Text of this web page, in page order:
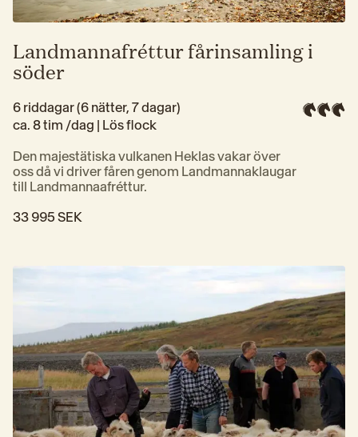
Landmannafréttur fårinsamling i
söder
6 riddagar (6 nätter, 7 dagar)
ca. 8 tim /dag | Lös flock
Den majestätiska vulkanen Heklas vakar över
oss då vi driver fåren genom Landmannaklaugar
till Landmannaafréttur.
33 995 SEK